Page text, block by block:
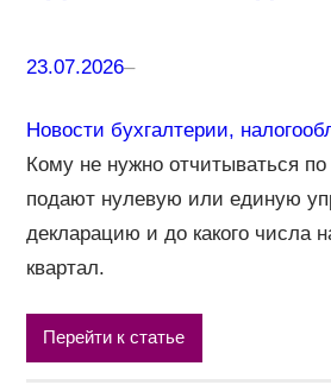
23.07.2026–
Новости бухгалтерии,
Кому не нужно отчитываться
подают нулевую или единую
декларацию и до какого числа
квартал.
Перейти к статье